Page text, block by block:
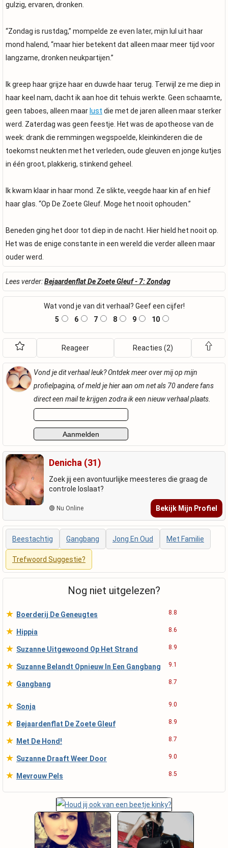
gulzig, ervaren, dronken.
“Zondag is rustdag,” mompelde ze even later, mijn lul uit haar
mond halend, “maar hier betekent dat alleen maar meer tijd voor
langzame, dronken neukpartijen.”
Ik greep haar grijze haar en duwde haar terug. Terwijl ze me diep in
haar keel nam, dacht ik aan hoe dit tehuis werkte. Geen schaamte,
geen taboes, alleen maar lust die met de jaren alleen maar sterker
werd. Zaterdag was geen feestje. Het was de apotheose van de
week: drank die remmingen wegspoelde, kleinkinderen die de
toekomst neukten met het verleden, oude gleuven en jonge kutjes
in één groot, plakkerig, stinkend geheel.
Ik kwam klaar in haar mond. Ze slikte, veegde haar kin af en hief
haar glas. “Op De Zoete Gleuf. Moge het nooit ophouden.”
Beneden ging het door tot diep in de nacht. Hier hield het nooit op.
Het was de enige constante in een wereld die verder alleen maar
ouder werd.
Lees verder:Bejaardenflat De Zoete Gleuf - 7: Zondag
Wat vond je van dit verhaal? Geef een cijfer!
5
6 7 8 9 10
Reageer Reacties (2)
Vond je dit verhaal leuk? Ontdek meer over mij op mijn
profielpagina, of meld je hier aan om net als 70 andere fans
direct een mail te krijgen zodra ik een nieuw verhaal plaats.
Denicha (31)
Zoek jij een avontuurlijke meesteres die graag de
controle loslaat?
🟢 Nu Online Bekijk Mijn Profiel
Beestachtig Gangbang Jong En Oud Met Familie
Trefwoord Suggestie?
Nog niet uitgelezen?
★ Boerderij De Geneugtes 8.8
★ Hippia 8.6
★ Suzanne Uitgewoond Op Het Strand 8.9
★ Suzanne Belandt Opnieuw In Een Gangbang 9.1
★ Gangbang 8.7
★ Sonja 9.0
★ Bejaardenflat De Zoete Gleuf 8.9
★ Met De Hond! 8.7
★ Suzanne Draaft Weer Door 9.0
★ Mevrouw Pels 8.5